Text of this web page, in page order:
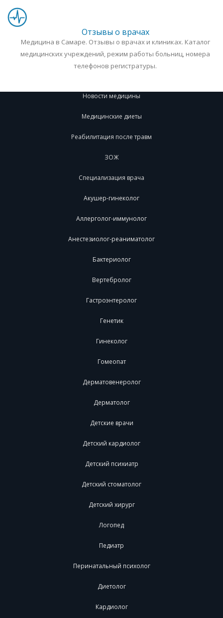
Отзывы о врачах
Медицина в Самаре. Отзывы о врачах и клиниках. Каталог
медицинских учреждений, режим работы больниц, номера
телефонов регистратуры.
Новости медицины
Медицинские диеты
Реабилитация после травм
ЗОЖ
Специализация врача
Акушер-гинеколог
Аллерголог-иммунолог
Анестезиолог-реаниматолог
Бактериолог
Вертебролог
Гастроэнтеролог
Генетик
Гинеколог
Гомеопат
Дерматовенеролог
Дерматолог
Детские врачи
Детский кардиолог
Детский психиатр
Детский стоматолог
Детский хирург
Логопед
Педиатр
Перинатальный психолог
Диетолог
Кардиолог